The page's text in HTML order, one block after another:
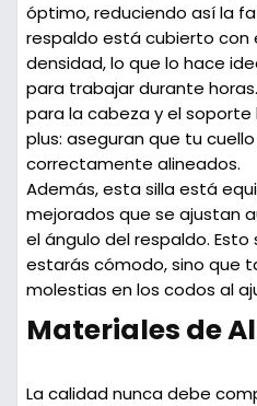
óptimo, reduciendo así la
respaldo está cubierto con
densidad, lo que lo hace
para trabajar durante
para la cabeza y el
plus: aseguran que tu
correctamente alineados.
Además, esta silla está
mejorados que se ajustan
el ángulo del respaldo.
estarás cómodo, sino que
molestias en los codos al
Materiales de
La calidad nunca debe